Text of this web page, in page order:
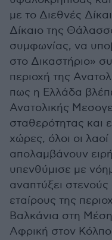
με το Διεθνές
Δίκαιο της
συμφωνίας, να
στο Δικαστήριο»
περιοχή της
πως η Ελλάδα
Ανατολικής
σταθερότητας και
χώρες, όλοι οι
απολαμβάνουν
υπενθύμισε με
αναπτύξει
εταίρους της
Βαλκάνια στη
Αφρική στον